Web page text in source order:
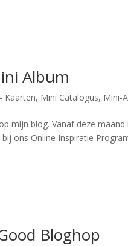
Album
Kaarten, Mini Catalogus, Mini-
mijn blog. Vanaf deze
ons Online Inspiratie
Bloghop